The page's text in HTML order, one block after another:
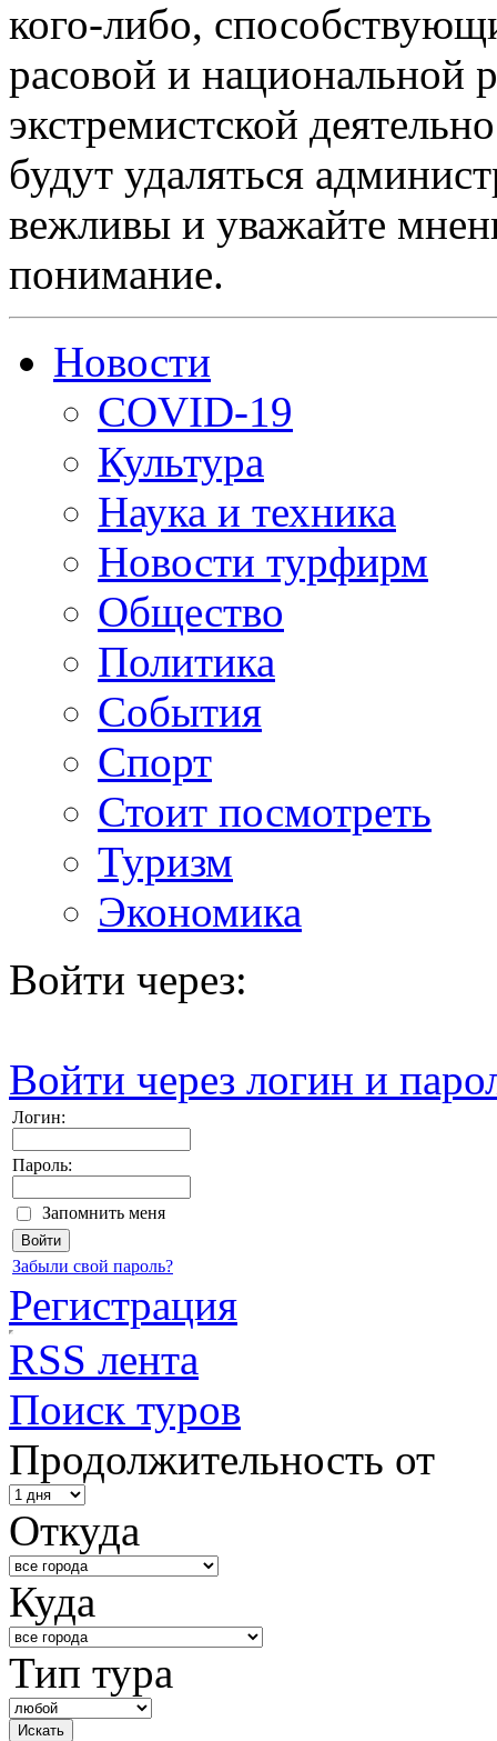
кого-либо,
расовой и национальной
экстремистской
будут удаляться
вежливы и уважайте
понимание.
Новости
COVID-19
Культура
Наука и техника
Новости турфирм
Общество
Политика
События
Спорт
Стоит посмотреть
Туризм
Экономика
Войти через:
Войти через логин и
Логин:
Пароль:
Запомнить меня
Забыли свой пароль?
Регистрация
RSS лента
Поиск туров
Продолжительность от
Откуда
Куда
Тип тура